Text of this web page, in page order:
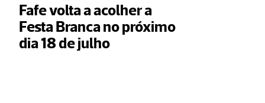
Fafe volta a acolher a
Festa Branca no próximo
dia 18 de julho